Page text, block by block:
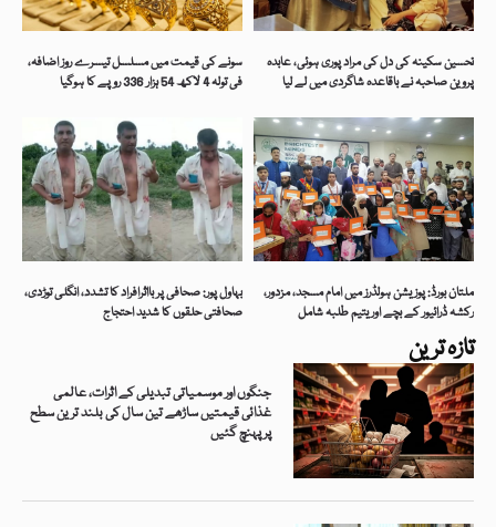
تازہ ترین
جنگوں اور موسمیاتی تبدیلی کے اثرات، عالمی
غذائی قیمتیں ساڑھے تین سال کی بلند ترین سطح
پر پہنچ گئیں
سونے کی قیمت میں مسلسل تیسرے روز اضافہ،
فی تولہ 4 لاکھ 54 ہزار 336 روپے کا ہوگیا
تحسین سکینہ کی دل کی مراد پوری ہوئی، عابدہ
پروین صاحبہ نے باقاعدہ شاگردی میں لے لیا
بہاول پور: صحافی پر بااثرافراد کا تشدد، انگلی توڑدی،
صحافتی حلقوں کا شدید احتجاج
ملتان بورڈ: پوزیشن ہولڈرز میں امام مسجد، مزدور،
رکشہ ڈرائیور کے بچے اور یتیم طلبہ شامل